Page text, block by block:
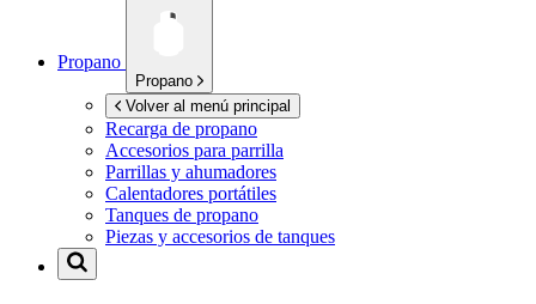
Propano
Propano
Volver al menú principal
Recarga de propano
Accesorios para parrilla
Parrillas y ahumadores
Calentadores portátiles
Tanques de propano
Piezas y accesorios de tanques